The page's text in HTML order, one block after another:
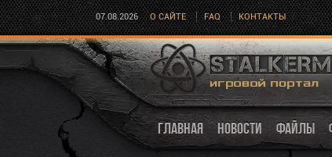
07.08.2026 О САЙТЕ FAQ КОНТАКТЫ
ГЛАВНАЯ НОВОСТИ ФАЙЛЫ